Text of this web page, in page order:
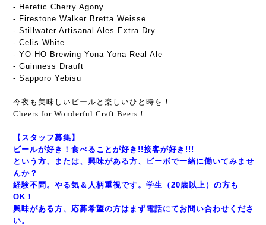
- Heretic Cherry Agony
- Firestone Walker Bretta Weisse
- Stillwater Artisanal Ales Extra Dry
- Celis White
- YO-HO Brewing Yona Yona Real Ale
- Guinness Drauft
- Sapporo Yebisu
今夜も美味しいビールと楽しいひと時を！
Cheers for Wonderful Craft Beers！
【スタッフ募集】
ビールが好き！食べることが好き!!接客が好き!!!
という方、または、興味がある方、ビーボで一緒に働いてみませ
んか？
経験不問。やる気＆人柄重視です。学生（20歳以上）の方も
OK！
興味がある方、応募希望の方はまず電話にてお問い合わせくださ
い。